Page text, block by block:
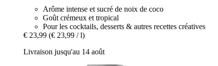
Arôme intense et sucré de noix de coco
Goût crémeux et tropical
Pour les cocktails, desserts & autres recettes créatives
€ 23,99 (€ 23,99 / l)
Livraison jusqu'au 14 août